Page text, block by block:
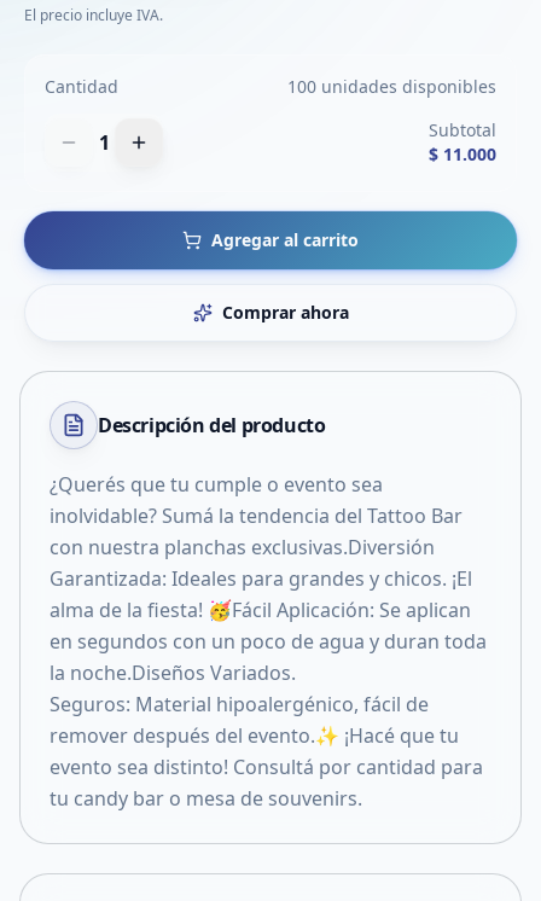
El precio incluye IVA.
Cantidad 100 unidades disponibles
1
Subtotal
$ 11.000
Agregar al carrito
Comprar ahora
Descripción del producto
¿Querés que tu cumple o evento sea
inolvidable? Sumá la tendencia del Tattoo Bar
con nuestra planchas exclusivas.Diversión
Garantizada: Ideales para grandes y chicos. ¡El
alma de la fiesta! 🥳Fácil Aplicación: Se aplican
en segundos con un poco de agua y duran toda
la noche.Diseños Variados.
Seguros: Material hipoalergénico, fácil de
remover después del evento.✨ ¡Hacé que tu
evento sea distinto! Consultá por cantidad para
tu candy bar o mesa de souvenirs.